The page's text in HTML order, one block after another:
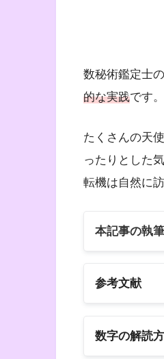
数秘術鑑定士
的な実践です。
たくさんの天
ったりとした
転機は自然に訪
本記事の執
参考文献
数字の解読